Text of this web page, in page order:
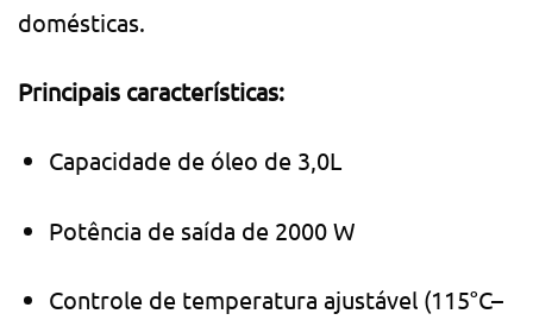
domésticas.
Principais características:
Capacidade de óleo de 3,0L
Potência de saída de 2000 W
Controle de temperatura ajustável (115°C–